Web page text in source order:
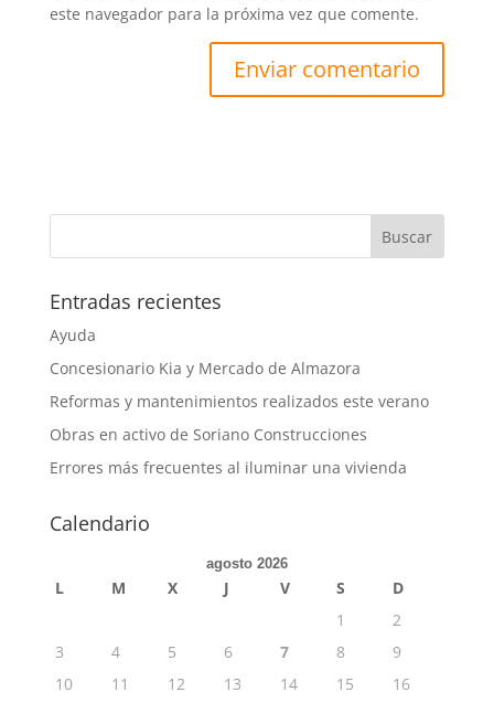
este navegador para la próxima vez que comente.
Entradas recientes
Ayuda
Concesionario Kia y Mercado de Almazora
Reformas y mantenimientos realizados este verano
Obras en activo de Soriano Construcciones
Errores más frecuentes al iluminar una vivienda
Calendario
agosto 2026
L M X J V S
D
1
2
3
4 5 6 7 8
9
10
11 12 13 14 15
16